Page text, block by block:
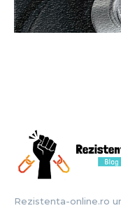
Rezistenta-online.ro